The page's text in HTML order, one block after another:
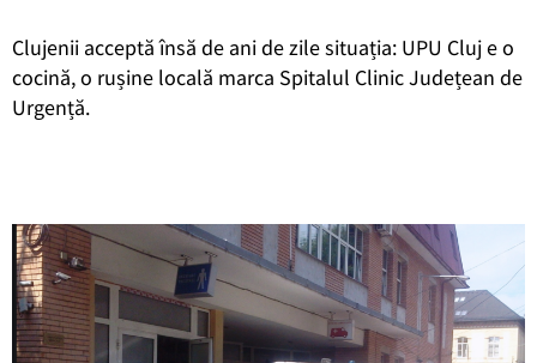
Clujenii acceptă însă de ani de zile situația: UPU Cluj e o
cocină, o rușine locală marca Spitalul Clinic Județean de
Urgență.